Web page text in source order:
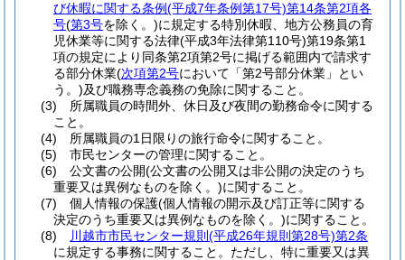
び休暇に関する条例(平成7年条例第17号)第14条第2項各
号(第3号を除く。)に規定する特別休暇、地方公務員の育
児休業等に関する法律(平成3年法律第110号)第19条第1
項の規定により同条第2項第2号に掲げる範囲内で請求す
る部分休業(次項第2号において「第2号部分休業」とい
う。)及び職務専念義務の免除に関すること。
(3)
所属職員の時間外、休日及び夜間の勤務命令に関する
こと。
(4)
所属職員の1日限りの旅行命令に関すること。
(5)
市民センターの管理に関すること。
(6)
公文書の公開(公文書の公開又は非公開の決定のうち
重要又は異例なものを除く。)に関すること。
(7)
個人情報の保護(個人情報の開示及び訂正等に関する
決定のうち重要又は異例なものを除く。)に関すること。
(8)
川越市市民センター規則 (平成26年規則第28号)第2条
に規定する事務に関すること。 ただし、特に重要又は異